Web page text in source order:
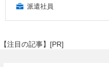
派遣社員
【注目の記事】[PR]